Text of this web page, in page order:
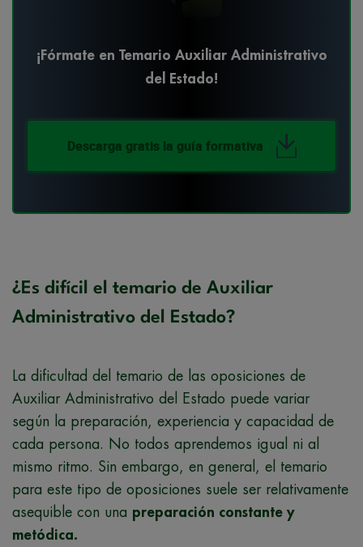
¡Fórmate en Temario Auxiliar Administrativo
del Estado!
Descarga gratis la guía formativa
¿Es difícil el temario de Auxiliar
Administrativo del Estado?
La dificultad del temario de las oposiciones de
Auxiliar Administrativo del Estado puede variar
según la preparación, experiencia y capacidad de
cada persona. No todos aprendemos igual ni al
mismo ritmo. Sin embargo, en general, el temario
para este tipo de oposiciones suele ser relativamente
asequible con una preparación constante y
metódica.